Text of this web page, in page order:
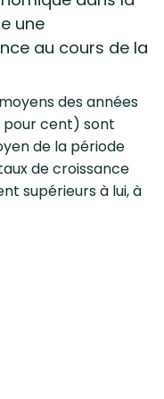
une
au cours de la
des années
pour cent) sont
de la période
de croissance
supérieurs à lui, à